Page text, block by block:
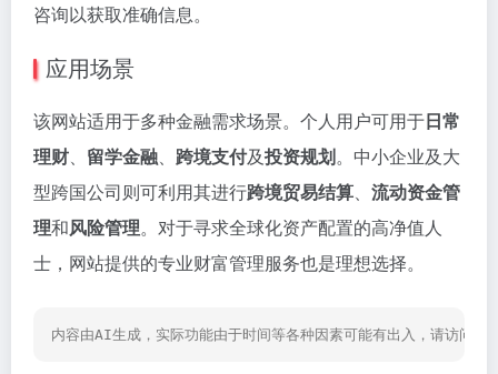
咨询以获取准确信息。
应用场景
该网站适用于多种金融需求场景。个人用户可用于日常
理财、 留学金融、 跨境支付及投资规划。中小企业及大
型跨国公司则可利用其进行跨境贸易结算、 流动资金管
理和风险管理。对于寻求全球化资产配置的高净值人
士，网站提供的专业财富管理服务也是理想选择。
内容由AI生成，实际功能由于时间等各种因素可能有出入，请访问网